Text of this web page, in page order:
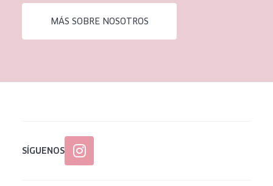
MÁS SOBRE NOSOTROS
SÍGUENOS